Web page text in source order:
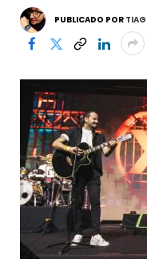
PUBLICADO POR